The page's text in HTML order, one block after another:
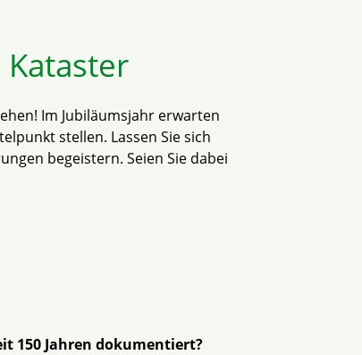
Im Jubiläumsjahr erwarten
stellen. Lassen Sie sich
begeistern. Seien Sie dabei
150 Jahren dokumentiert?